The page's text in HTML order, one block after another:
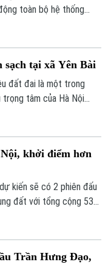
toàn bộ hệ thống
tài khoản và các
cho 126 xã, phường.
sạch tại xã Yên Bài
đất đai là một trong
trọng tâm của Hà Nội
cuộc, từng bước
khởi điểm hơn
kiến sẽ có 2 phiên đấu
đất với tổng cộng 53
Trần Hưng Đạo,